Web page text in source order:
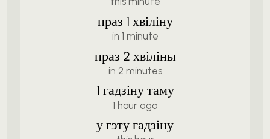
праз 1 хвіліну
in 1 minute
праз 2 хвіліны
in 2 minutes
1 гадзіну таму
1 hour ago
у гэту гадзіну